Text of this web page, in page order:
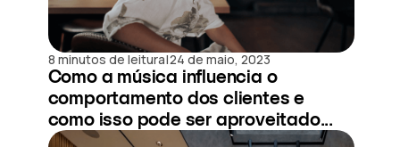
8 minutos de leitura|24 de maio, 2023
Como a música influencia o
comportamento dos clientes e
como isso pode ser aproveitado...